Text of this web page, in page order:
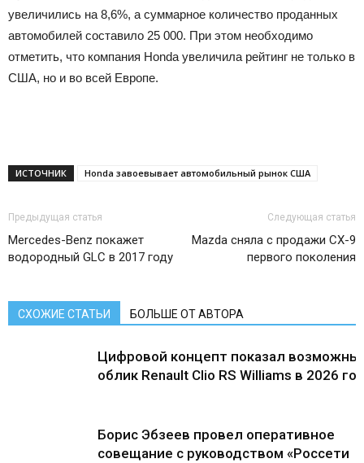
увеличились на 8,6%, а суммарное количество проданных
автомобилей составило 25 000. При этом необходимо
отметить, что компания Honda увеличила рейтинг не только в
США, но и во всей Европе.
ИСТОЧНИК Honda завоевывает автомобильный рынок США
Предыдущая статья
Mercedes-Benz покажет
водородный GLC в 2017 году
Следующая статья
Mazda сняла с продажи CX-9
первого поколения
СХОЖИЕ СТАТЬИ БОЛЬШЕ ОТ АВТОРА
Цифровой концепт показал
облик Renault Clio RS Williams в 2026
Борис Эбзеев провел оперативное
совещание с руководством «Россети